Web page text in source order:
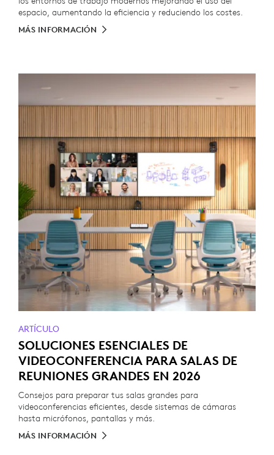
espacio, aumentando la eficiencia y reduciendo los costes.
MÁS INFORMACIÓN
ARTÍCULO
SOLUCIONES ESENCIALES DE
VIDEOCONFERENCIA PARA SALAS DE
REUNIONES GRANDES EN 2026
Consejos para preparar tus salas grandes para
videoconferencias eficientes, desde sistemas de cámaras
hasta micrófonos, pantallas y más.
MÁS INFORMACIÓN